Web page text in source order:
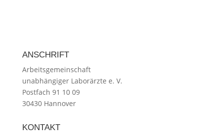
ANSCHRIFT
Arbeitsgemeinschaft
unabhängiger Laborärzte e. V.
Postfach 91 10 09
30430 Hannover
KONTAKT